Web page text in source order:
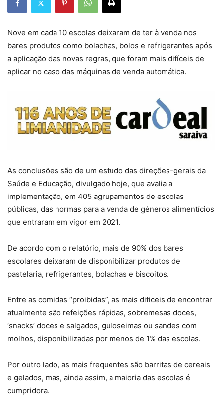
Nove em cada 10 escolas deixaram de ter à venda nos
bares produtos como bolachas, bolos e refrigerantes após
a aplicação das novas regras, que foram mais difíceis de
aplicar no caso das máquinas de venda automática.
As conclusões são de um estudo das direções-gerais da
Saúde e Educação, divulgado hoje, que avalia a
implementação, em 405 agrupamentos de escolas
públicas, das normas para a venda de géneros alimentícios
que entraram em vigor em 2021.
De acordo com o relatório, mais de 90% dos bares
escolares deixaram de disponibilizar produtos de
pastelaria, refrigerantes, bolachas e biscoitos.
Entre as comidas “proibidas”, as mais difíceis de encontrar
atualmente são refeições rápidas, sobremesas doces,
‘snacks’ doces e salgados, guloseimas ou sandes com
molhos, disponibilizadas por menos de 1% das escolas.
Por outro lado, as mais frequentes são barritas de cereais
e gelados, mas, ainda assim, a maioria das escolas é
cumpridora.